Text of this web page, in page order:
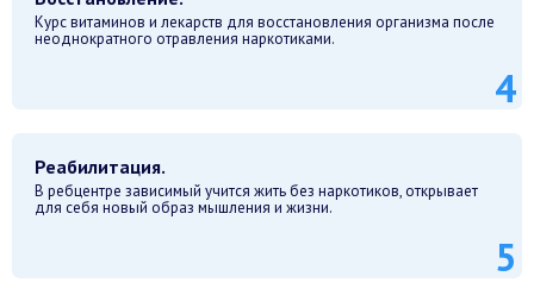
Курс витаминов и лекарств для восстановления организма после
неоднократного отравления наркотиками.
Реабилитация.
В ребцентре зависимый учится жить без наркотиков, открывает
для себя новый образ мышления и жизни.